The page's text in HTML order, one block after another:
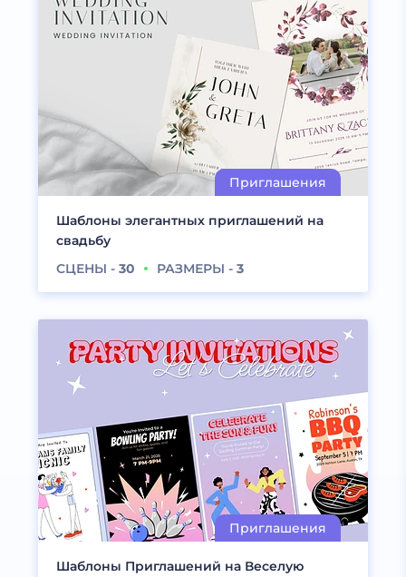
Шаблоны элегантных приглашений на
свадьбу
СЦЕНЫ - 30 РАЗМЕРЫ - 3
Шаблоны Приглашений на Веселую